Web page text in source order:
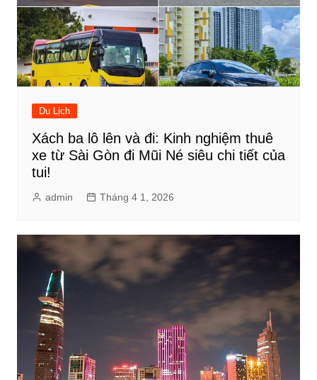
Du Lịch
Xách ba lô lên và đi: Kinh nghiệm thuê
xe từ Sài Gòn đi Mũi Né siêu chi tiết của
tui!
admin Tháng 4 1, 2026